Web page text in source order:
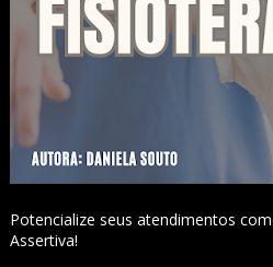
Potencialize seus atendimentos
Assertiva!